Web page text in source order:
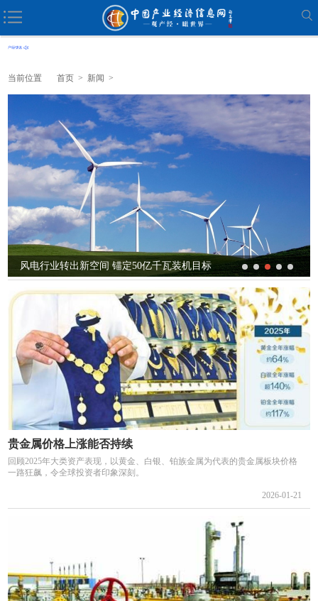
当前位置 首页 > 新闻 >
风电行业转出新空间 锚定50亿千瓦装机目标
贵金属价格上涨能否持续
回顾2025年大类资产表现，以黄金、白银、铂族金属为代表的贵金属板块价格
一路狂飙，令全球投资者印象深刻。
2026-01-21